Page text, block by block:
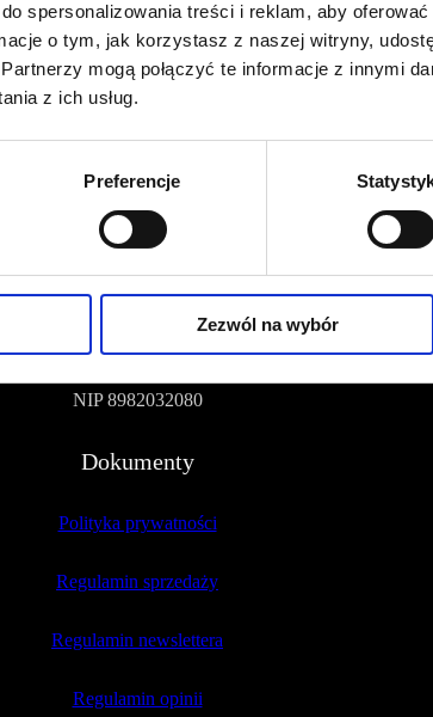
spersonalizowania treści i reklam, aby
o tym, jak korzystasz z naszej witryny,
mogą połączyć te informacje z innymi
z ich usług.
Preferencje
Zezwól na wybór
+48 577 333 077
NUMER KONTA DO WPŁAT:
81 1090 2398 0000 0001 0191 1368
CZERWONA SZPILKA
Na Polance 16A lok.9
NIP 8982032080
Dokumenty
Polityka prywatności
Regulamin sprzedaży
Regulamin newslettera
Regulamin opinii